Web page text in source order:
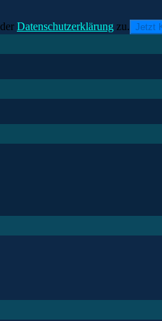
Datenschutzerklärung zu. Jetzt